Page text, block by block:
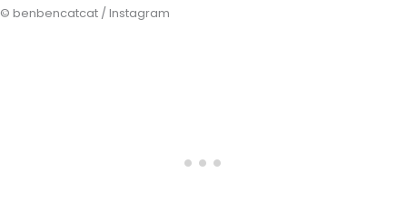
© benbencatcat / Instagram